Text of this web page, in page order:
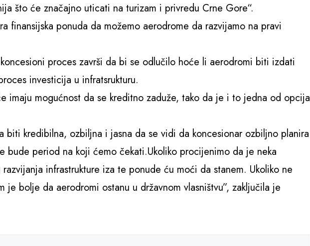
što će značajno uticati na turizam i privredu Crne Gore“.
finansijska ponuda da možemo aerodrome da razvijamo na pravi
koncesioni proces završi da bi se odlučilo hoće li aerodromi biti izdati
investicija u infratsrukturu.
imaju mogućnost da se kreditno zaduže, tako da je i to jedna od opcija
biti kredibilna, ozbiljna i jasna da se vidi da koncesionar ozbiljno planira
bude period na koji ćemo čekati.Ukoliko procijenimo da je neka
razvijanja infrastrukture iza te ponude ću moći da stanem. Ukoliko ne
je bolje da aerodromi ostanu u državnom vlasništvu”, zaključila je